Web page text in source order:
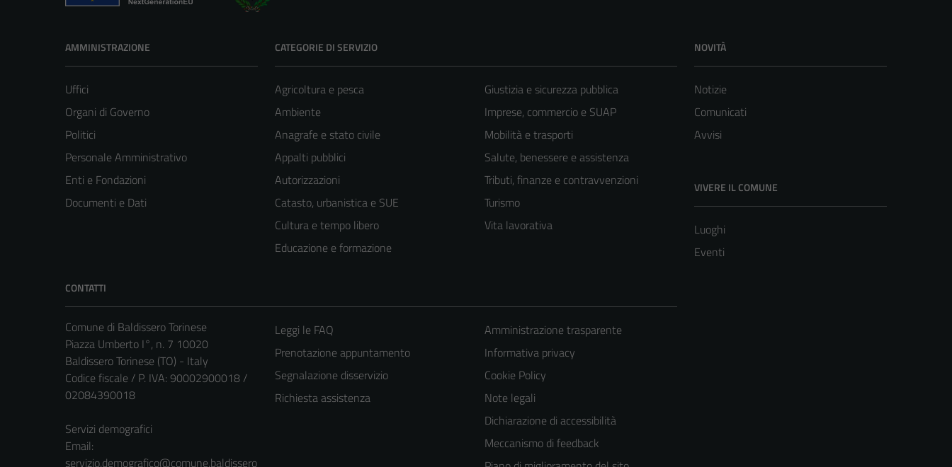
AMMINISTRAZIONE
Uffici
Organi di Governo
Politici
Personale Amministrativo
Enti e Fondazioni
Documenti e Dati
CATEGORIE DI SERVIZIO
Agricoltura e pesca
Ambiente
Anagrafe e stato civile
Appalti pubblici
Autorizzazioni
Catasto, urbanistica e SUE
Cultura e tempo libero
Educazione e formazione
Giustizia e sicurezza pubblica
Imprese, commercio e SUAP
Mobilità e trasporti
Salute, benessere e assistenza
Tributi, finanze e contravvenzioni
Turismo
Vita lavorativa
NOVITÀ
Notizie
Comunicati
Avvisi
VIVERE IL COMUNE
Luoghi
Eventi
CONTATTI
Comune di Baldissero Torinese
Piazza Umberto I°, n. 7 10020
Baldissero Torinese (TO) - Italy
Codice fiscale / P. IVA: 90002900018 /
02084390018
Servizi demografici
Email:
servizio.demografico@comune.baldissero
Leggi le FAQ
Prenotazione appuntamento
Segnalazione disservizio
Richiesta assistenza
Amministrazione trasparente
Informativa privacy
Cookie Policy
Note legali
Dichiarazione di accessibilità
Meccanismo di feedback
Tecnici
Questi cookie
sono necessari